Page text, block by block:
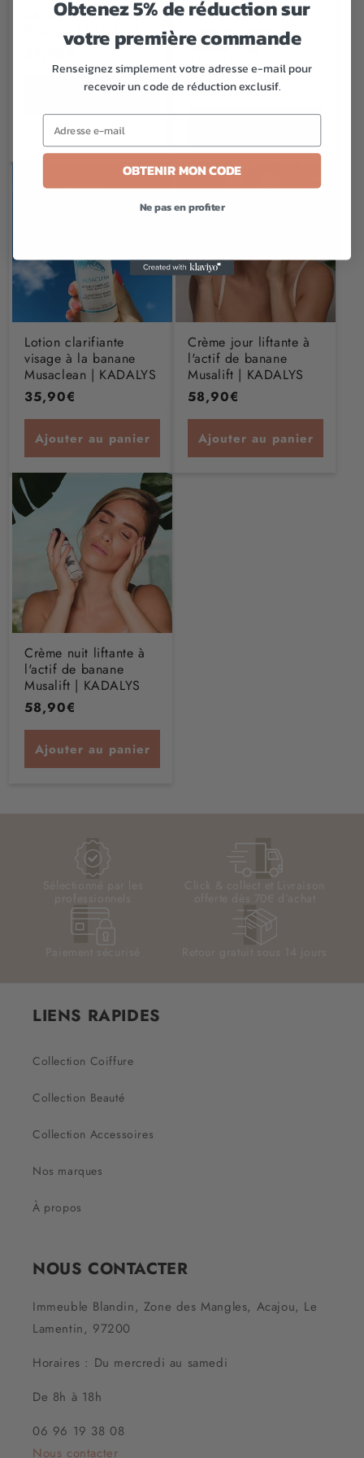
Sérum booster d'éclat
Pink Oil | KADALYS
habituel
Ajouter au panier
Gelée micellaire
douceur visage à la
banane rose |
KADALYS
Prix
14,90€
Lotion clarifiante
visage à la banane
Musaclean | KADALYS
Prix
habituel
35,90€
Ajouter au panier
Crème jour liftante à
l'actif de banane
Musalift | KADALYS
Prix
habituel
58,90€
Ajouter au panier
Crème nuit liftante à
l'actif de banane
Musalift | KADALYS
Prix
habituel
58,90€
Ajouter au panier
LIENS RAPIDES
Collection Coiffure
Collection Beauté
Collection Accessoires
Nos marques
À propos
NOUS CONTACTER
Immeuble Blandin, Zone des Mangles, Acajou, Le
Lamentin, 97200
Horaires : Du mercredi au samedi
De 8h à 18h
06 96 19 38 08
Nous contacter
Obtenez 5% de réduction sur
votre première commande
Renseignez simplement votre adresse e-mail pour
recevoir un code de réduction exclusif.
OBTENIR MON CODE
Ne pas en profiter